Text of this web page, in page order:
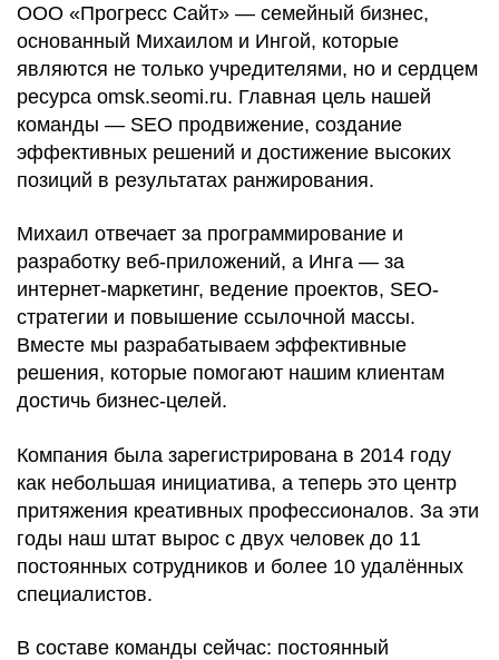
ООО «Прогресс Сайт» — семейный бизнес,
основанный Михаилом и Ингой, которые
являются не только учредителями, но и сердцем
ресурса omsk.seomi.ru. Главная цель нашей
команды — SEO продвижение, создание
эффективных решений и достижение высоких
позиций в результатах ранжирования.
Михаил отвечает за программирование и
разработку веб-приложений, а Инга — за
интернет-маркетинг, ведение проектов, SEO-
стратегии и повышение ссылочной массы.
Вместе мы разрабатываем эффективные
решения, которые помогают нашим клиентам
достичь бизнес-целей.
Компания была зарегистрирована в 2014 году
как небольшая инициатива, а теперь это центр
притяжения креативных профессионалов. За эти
годы наш штат вырос с двух человек до 11
постоянных сотрудников и более 10 удалённых
специалистов.
В составе команды сейчас: постоянный